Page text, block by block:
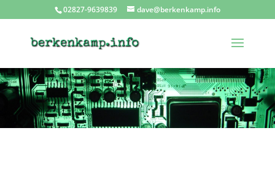
02827-9639839 dave@berkenkamp.info